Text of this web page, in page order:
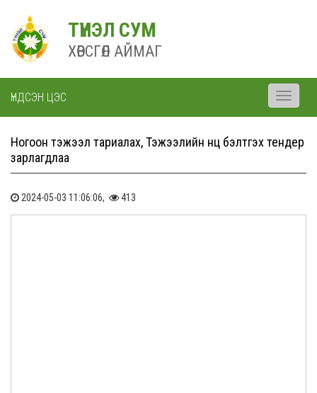
ТҮНЭЛ СУМ
ХӨВСГӨЛ АЙМАГ
ҮНДСЭН ЦЭС
Toggle
Ногоон тэжээл тариалах, Тэжээлийн нөөц бэлтгэх тендер
зарлагдлаа
2024-05-03 11:06:06, 413